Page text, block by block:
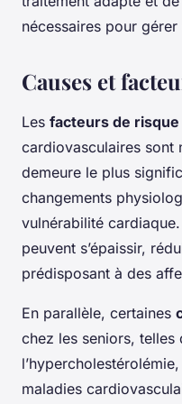
nécessaires pour
Causes et
Les facteurs de risque
cardiovasculaires sont
demeure le plus
changements
vulnérabilité
peuvent s’épaissir,
prédisposant à des
En parallèle, certaines
chez les seniors, telles
maladies